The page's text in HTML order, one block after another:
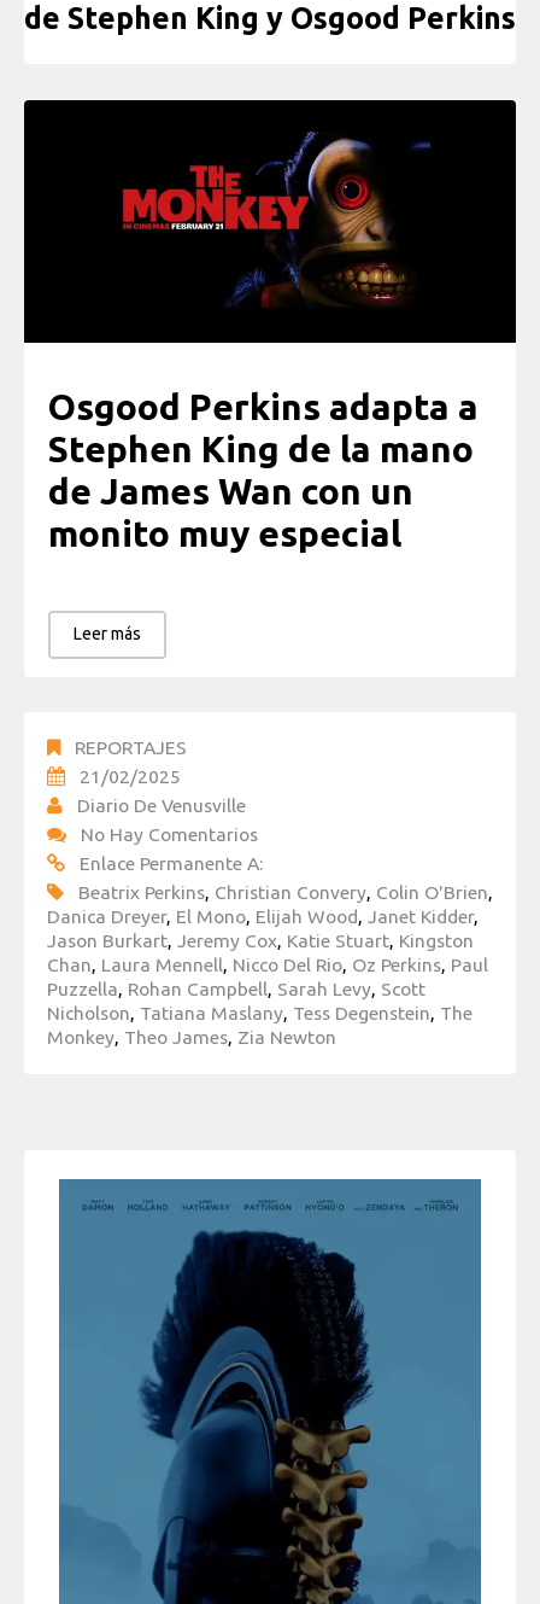
de Stephen King y Osgood Perkins
Osgood Perkins adapta a
Stephen King de la mano
de James Wan con un
monito muy especial
Leer más
REPORTAJES
21/02/2025
Diario De Venusville
No Hay Comentarios
Enlace Permanente A:
Beatrix Perkins, Christian Convery, Colin O'Brien,
Danica Dreyer, El Mono, Elijah Wood, Janet Kidder,
Jason Burkart, Jeremy Cox, Katie Stuart, Kingston
Chan, Laura Mennell, Nicco Del Rio, Oz Perkins, Paul
Puzzella, Rohan Campbell, Sarah Levy, Scott
Nicholson, Tatiana Maslany, Tess Degenstein, The
Monkey, Theo James, Zia Newton